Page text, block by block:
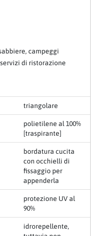
campeggi
di ristorazione
triangolare
polietilene al 100%
[traspirante]
bordatura cucita
con occhielli di
fissaggio per
appenderla
protezione UV al
90%
idrorepellente,